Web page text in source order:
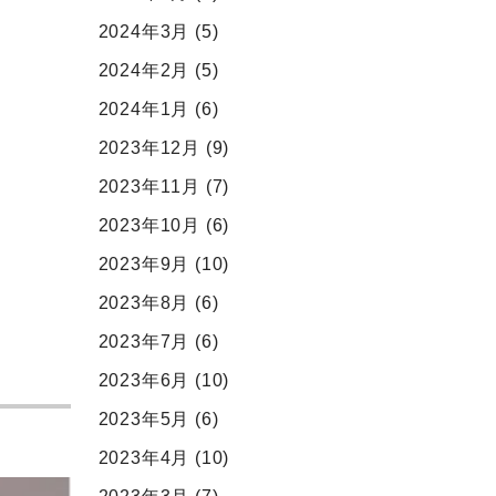
2024年3月 (5)
2024年2月 (5)
2024年1月 (6)
2023年12月 (9)
2023年11月 (7)
2023年10月 (6)
2023年9月 (10)
2023年8月 (6)
2023年7月 (6)
2023年6月 (10)
2023年5月 (6)
2023年4月 (10)